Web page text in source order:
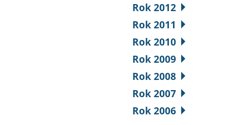
Rok 2012
Rok 2011
Rok 2010
Rok 2009
Rok 2008
Rok 2007
Rok 2006